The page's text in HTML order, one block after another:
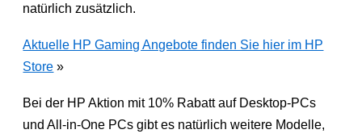
natürlich zusätzlich.
Aktuelle HP Gaming Angebote finden Sie hier im HP
Store »
Bei der HP Aktion mit 10% Rabatt auf Desktop-PCs
und All-in-One PCs gibt es natürlich weitere Modelle,